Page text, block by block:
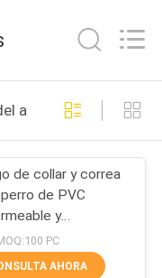
86
animal doméstico
de collar y correa
de PVC
y
PC
AHORA